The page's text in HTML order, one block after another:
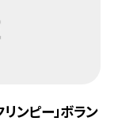
ンピー」ボラン